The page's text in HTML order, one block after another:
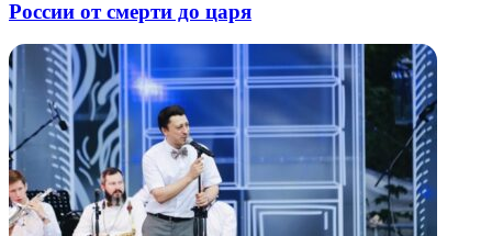
России от смерти до царя